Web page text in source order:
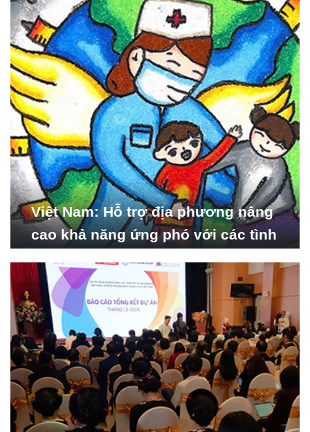
Việt Nam: Hỗ trợ địa phương nâng
cao khả năng ứng phó với các tình